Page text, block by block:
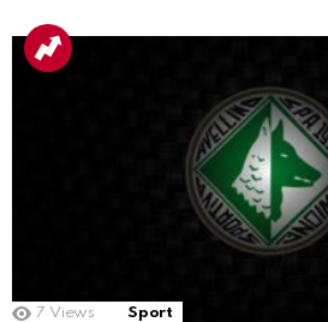
7 Views Sport